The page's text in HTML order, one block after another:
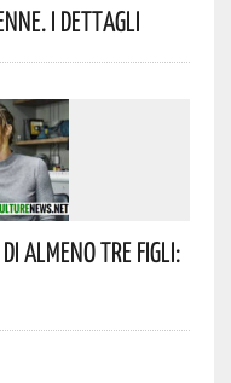
I Dettagli
Almeno Tre Figli: